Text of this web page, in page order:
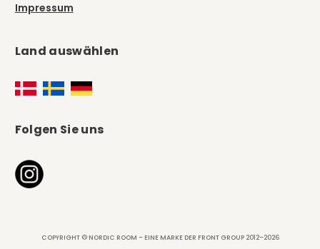
Impressum
Land auswählen
Folgen Sie uns
COPYRIGHT © NORDIC ROOM – EINE MARKE DER FRONT GROUP 2012–2026